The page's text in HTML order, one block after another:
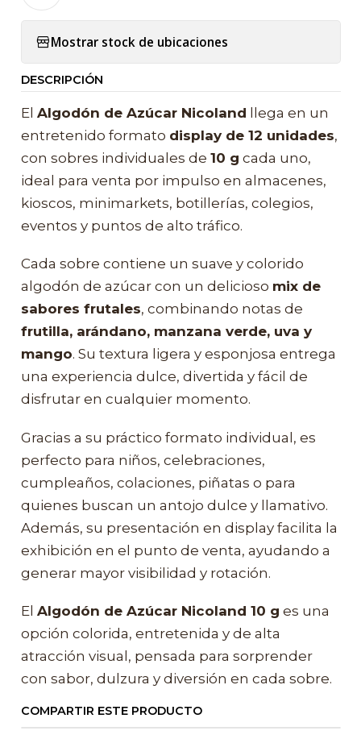
Mostrar stock de ubicaciones
DESCRIPCIÓN
El Algodón de Azúcar Nicoland llega en un
entretenido formato display de 12 unidades,
con sobres individuales de 10 g cada uno,
ideal para venta por impulso en almacenes,
kioscos, minimarkets, botillerías, colegios,
eventos y puntos de alto tráfico.
Cada sobre contiene un suave y colorido
algodón de azúcar con un delicioso mix de
sabores frutales, combinando notas de
frutilla, arándano, manzana verde, uva y
mango. Su textura ligera y esponjosa entrega
una experiencia dulce, divertida y fácil de
disfrutar en cualquier momento.
Gracias a su práctico formato individual, es
perfecto para niños, celebraciones,
cumpleaños, colaciones, piñatas o para
quienes buscan un antojo dulce y llamativo.
Además, su presentación en display facilita la
exhibición en el punto de venta, ayudando a
generar mayor visibilidad y rotación.
El Algodón de Azúcar Nicoland 10 g es una
opción colorida, entretenida y de alta
atracción visual, pensada para sorprender
con sabor, dulzura y diversión en cada sobre.
COMPARTIR ESTE PRODUCTO